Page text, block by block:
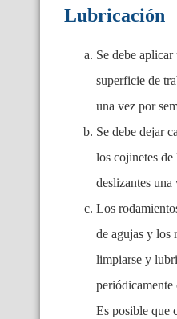
Lubricación
Se debe aplicar
superficie de
una vez por
Se debe dejar
los cojinetes de
deslizantes una
Los
de agujas y los
limpiarse y
periódicamente
Es posible que